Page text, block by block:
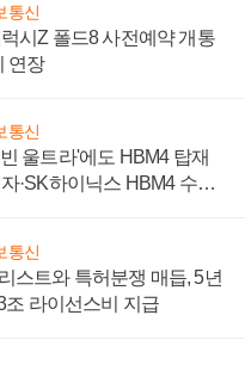
통신
시Z 폴드8 사전예약 개통
연장
통신
울트라'에도 HBM4 탑재
·SK하이닉스 HBM4 수율
통신
스트와 특허분쟁 매듭, 5년
조 라이선스비 지급